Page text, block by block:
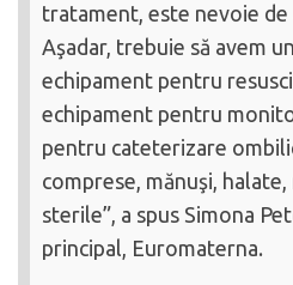
tratament, este nevoie
Aşadar, trebuie să avem
echipament pentru
echipament pentru
pentru cateterizare
comprese, mănuşi,
sterile”, a spus Simona
principal, Euromaterna.